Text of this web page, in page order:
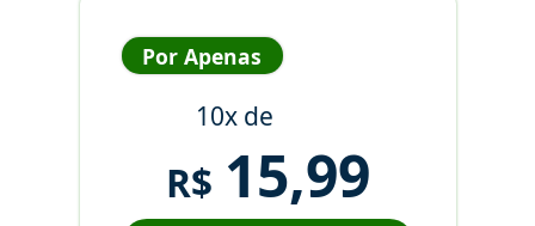
Por Apenas
10x de
R$ 15,99